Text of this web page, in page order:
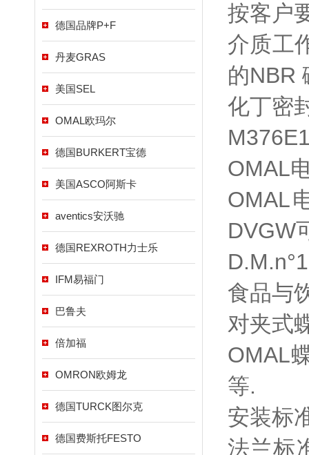
德国品牌P+F
丹麦GRAS
美国SEL
OMAL欧玛尔
德国BURKERT宝德
美国ASCO阿斯卡
aventics安沃驰
德国REXROTH力士乐
IFM易福门
巴鲁夫
倍加福
OMRON欧姆龙
德国TURCK图尔克
德国费斯托FESTO
按客户
介质工
的NBR
化丁密
OMAL
OMAL
DVGW
食品与
对夹式
OMAL
等.
安装标
法兰标